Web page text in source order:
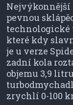
Nejvýkonnější
pevnou
technologické
které kdy
je u verze
zadní kola
objemu 3,9
zrychlí 0-100